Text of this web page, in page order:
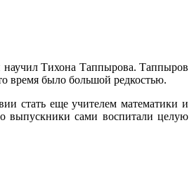
научил Тихона Таппырова. Таппыров
время было большой редкостью.
стать еще учителем математики и
выпускники сами воспитали целую